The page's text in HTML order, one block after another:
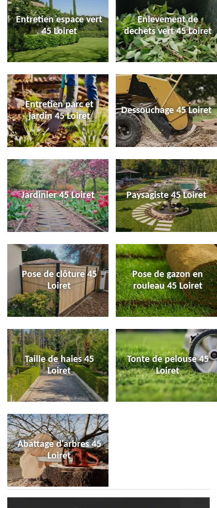
Entretien espace vert
45 Loiret
Enlevement de
dechets vert 45 Loiret
Entretien parc et
jardin 45 Loiret
Dessouchage 45 Loiret
Jardinier 45 Loiret Paysagiste 45 Loiret
Pose de clôture 45
Loiret
Pose de gazon en
rouleau 45 Loiret
Taille de haies 45
Loiret
Tonte de pelouse 45
Loiret
Abattage d'arbres 45
Loiret